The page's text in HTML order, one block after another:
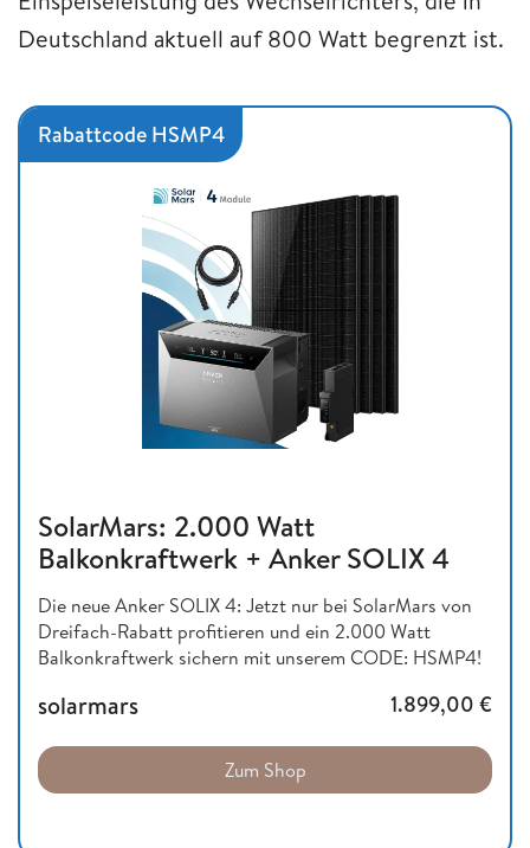
Deutschland aktuell auf 800 Watt begrenzt ist.
Rabattcode HSMP4
SolarMars: 2.000 Watt
Balkonkraftwerk + Anker SOLIX 4
Die neue Anker SOLIX 4: Jetzt nur bei SolarMars von
Dreifach-Rabatt profitieren und ein 2.000 Watt
Balkonkraftwerk sichern mit unserem CODE: HSMP4!
solarmars 1.899,00 €
Zum Shop